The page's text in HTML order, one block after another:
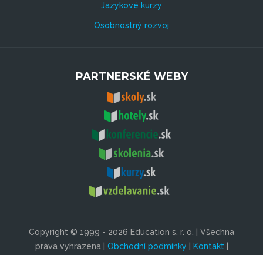
Jazykové kurzy
Osobnostný rozvoj
PARTNERSKÉ WEBY
Copyright © 1999 - 2026 Education s. r. o. | Všechna
práva vyhrazena | Obchodní podmínky Kontakt|